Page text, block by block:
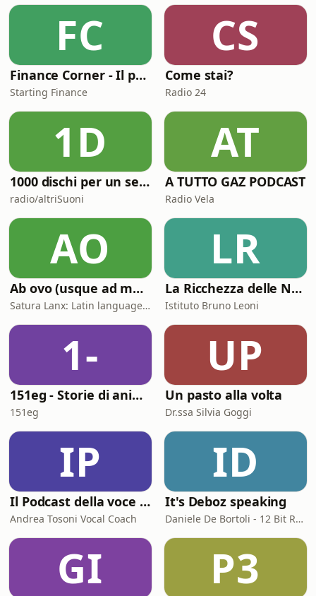
FC
Finance Corner - Il podcast di Starting Finance
Starting Finance
CS
Come stai?
Radio 24
1D
1000 dischi per un secolo
radio/altriSuoni
AT
A TUTTO GAZ PODCAST
Radio Vela
AO
Ab ovo (usque ad mala)
Satura Lanx: Latin language and literature for beginners.
LR
La Ricchezza delle Nazioni
Istituto Bruno Leoni
1-
151eg - Storie di animazione
151eg
UP
Un pasto alla volta
Dr.ssa Silvia Goggi
IP
Il Podcast della voce e del canto
Andrea Tosoni Vocal Coach
ID
It's Deboz speaking
Daniele De Bortoli - 12 Bit Retrogaming Trieste
GI P3